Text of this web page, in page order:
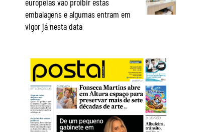
embalagens e algumas entram em
vigor já nesta data